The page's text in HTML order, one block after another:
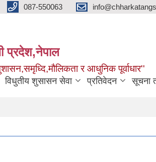
087-550063
प्रदेश,नेपाल
र आधुनिक पूर्वाधार''
विधुतीय शुसासन सेवा प्रतिवेदन सूचना